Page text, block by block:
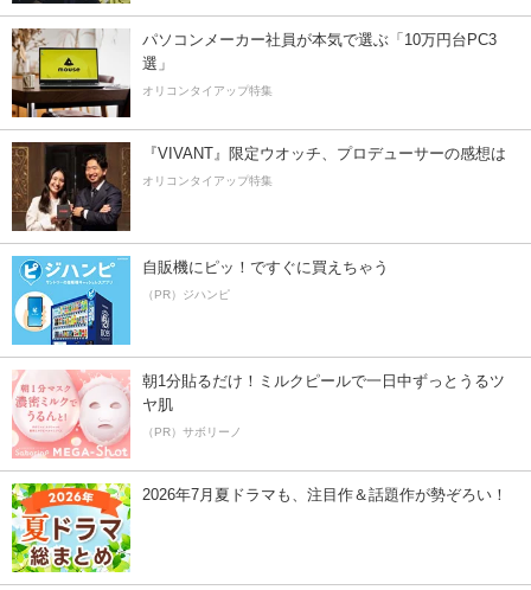
パソコンメーカー社員が本気で選ぶ「10万円台PC3
選」
オリコンタイアップ特集
『VIVANT』限定ウオッチ、プロデューサーの感想は
オリコンタイアップ特集
自販機にピッ！ですぐに買えちゃう
（PR）ジハンピ
朝1分貼るだけ！ミルクピールで一日中ずっとうるツ
ヤ肌
（PR）サボリーノ
2026年7月夏ドラマも、注目作＆話題作が勢ぞろい！